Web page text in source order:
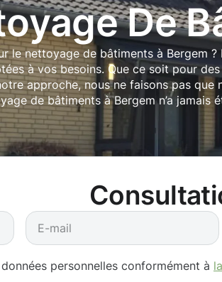
De
le nettoyage de bâtiments à Bergem
à vos besoins. Que ce soit pour
approche, nous ne faisons pas
de bâtiments à Bergem n’a jamais
personnelles conformément à